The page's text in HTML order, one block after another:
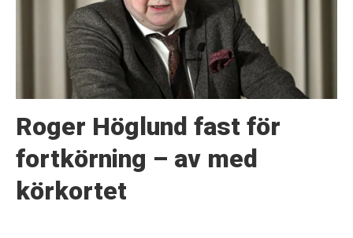
Roger Höglund fast för
fortkörning – av med
körkortet